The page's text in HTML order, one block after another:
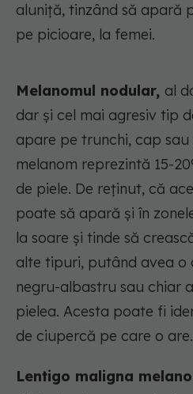
aluniță, tinzând să apară
pe picioare, la femei.
Melanomul nodular, al
dar și cel mai agresiv tip
apare pe trunchi, cap
melanom reprezintă 15-
de piele. De reținut, că
poate să apară și în
la soare și tinde să
alte tipuri, putând avea o
negru-albastru sau chiar
pielea. Acesta poate fi
de ciupercă pe care o are.
Lentigo maligna